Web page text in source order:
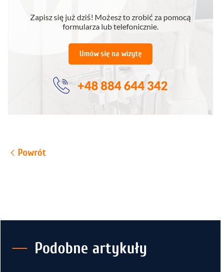
Zapisz się już dziś! Możesz to zrobić za pomocą
formularza lub telefonicznie.
Umów się na wizytę
+48 884 644 342
Powrót
Podobne artykuły